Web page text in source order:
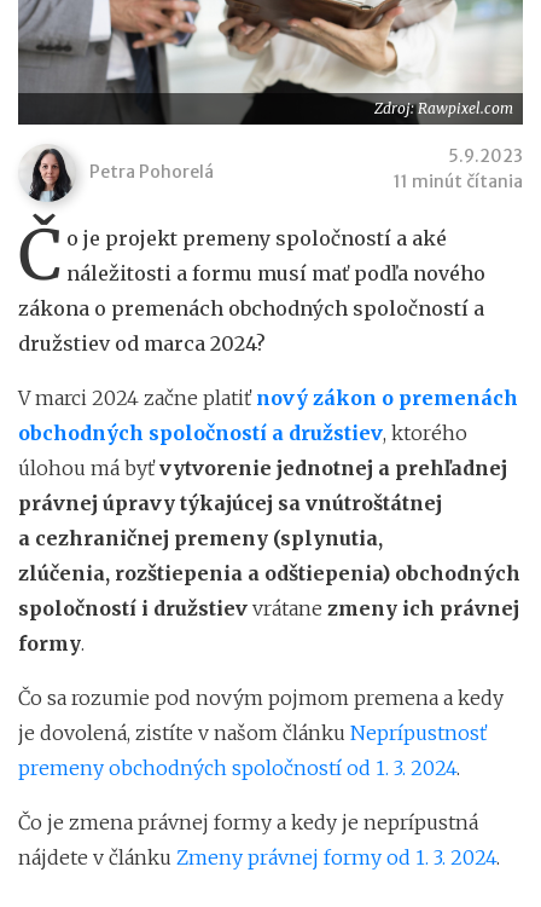
Zdroj: Rawpixel.com
Petra Pohorelá
5.9.2023
11 minút čítania
Č o je projekt premeny spoločností a aké
náležitosti a formu musí mať podľa nového
zákona o premenách obchodných spoločností a
družstiev od marca 2024?
V marci 2024 začne platiť nový zákon o premenách
obchodných spoločností a družstiev, ktorého
úlohou má byťvytvorenie jednotnej a prehľadnej
právnej úpravy týkajúcej sa vnútroštátnej
a cezhraničnej premeny (splynutia,
zlúčenia, rozštiepenia a odštiepenia) obchodných
spoločností i družstiev vrátane zmeny ich právnej
formy.
Čo sa rozumie pod novým pojmom premena a kedy
je dovolená, zistíte v našom článku Neprípustnosť
premeny obchodných spoločností od 1. 3. 2024.
Čo je zmena právnej formy a kedy je neprípustná
nájdete v článku Zmeny právnej formy od 1. 3. 2024.